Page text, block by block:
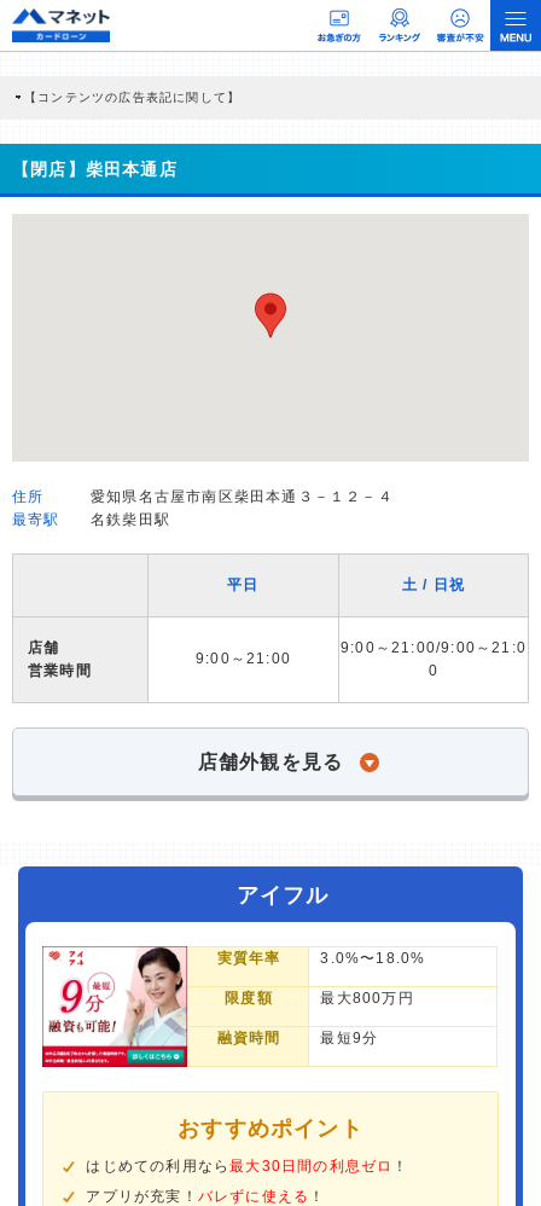
【コンテンツの広告表記に関して】
商品を根拠なくPRするものではなく、当編集部の調査／ユーザーへの口コミ収集な
どに基づき、公平性を担保した情報提供を行っています。
>提携企業一覧
【閉店】柴田本通店
住所
愛知県名古屋市南区柴田本通３－１２－４
最寄駅
名鉄柴田駅
平日 土 / 日祝
店舗
営業時間
9:00～21:00
9:00～21:00/9:00～21:0
0
店舗外観を見る
アイフル
実質年率 3.0%〜18.0%
限度額 最大800万円
融資時間 最短9分
おすすめポイント
はじめての利用なら最大30日間の利息ゼロ ！
アプリが充実！ バレずに使える ！